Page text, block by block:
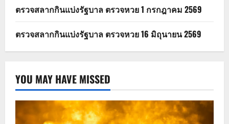
ตรวจสลากกินแบ่งรัฐบาล ตรวจหวย 1 กรกฎาคม 2569
ตรวจสลากกินแบ่งรัฐบาล ตรวจหวย 16 มิถุนายน 2569
YOU MAY HAVE MISSED